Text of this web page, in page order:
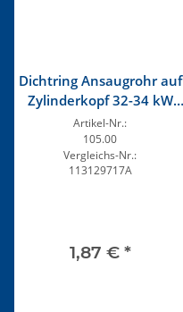
Dichtring Ansaugrohr auf
Zylinderkopf 32-34 kW
(44-50 PS)
Artikel-Nr.:
105.00
Vergleichs-Nr.:
113129717A
1,87 € *